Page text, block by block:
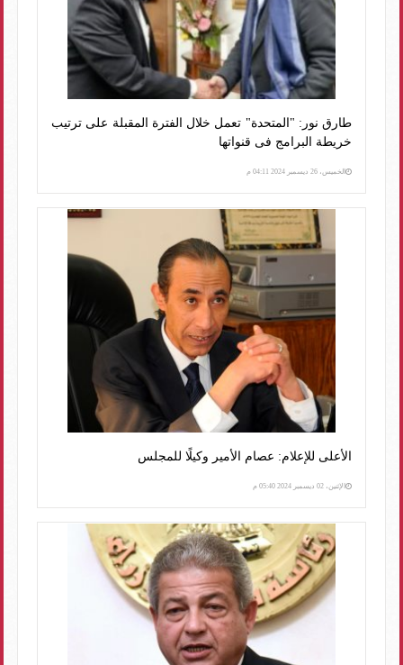
طارق نور: "المتحدة" تعمل خلال الفترة المقبلة على ترتيب
خريطة البرامج فى قنواتها
الخميس، 26 ديسمبر 2024 04:11 م
الأعلى للإعلام: عصام الأمير وكيلًا للمجلس
الإثنين، 02 ديسمبر 2024 05:40 م